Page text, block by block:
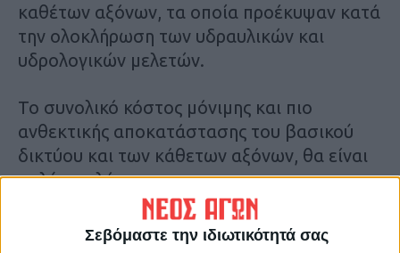
Σεβόμαστε την ιδιωτικότητά σας
καθέτων αξόνων, τα οποία προέκυψαν κατά
την ολοκλήρωση των υδραυλικών και
υδρολογικών μελετών.
Το συνολικό κόστος μόνιμης και πιο
ανθεκτικής αποκατάστασης του βασικού
δικτύου και των κάθετων αξόνων, θα είναι
πολύ υψηλότερο.
Σύμφωνα με το υπουργείο Υποδομών και